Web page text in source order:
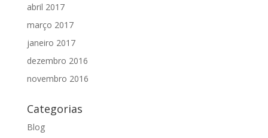
abril 2017
março 2017
janeiro 2017
dezembro 2016
novembro 2016
Categorias
Blog